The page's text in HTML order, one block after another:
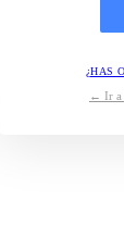
¿HAS
← Ir a